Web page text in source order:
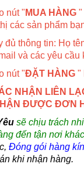
nút " MUA HÀNG "
các sản phẩm
đủ thông tin: Họ
và các yêu cầu
nút "ĐẶT HÀNG "
NHẬN LIÊN
ĐƯỢC ĐƠN
sẽ chịu trách
đến tận nơi
Đóng gói hàng
khi nhận hàng.